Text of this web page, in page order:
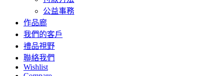
公益事務
作品廊
我們的客戶
禮品視野
聯絡我們
Wishlist